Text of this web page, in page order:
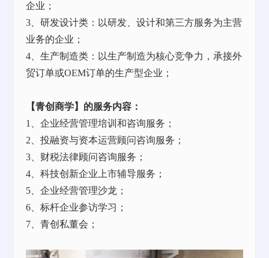
企业；
3、研发设计类：以研发、设计和第三方服务为主营
业务的企业；
4、生产制造类：以生产制造为核心竞争力，承接外
贸订单或OEM订单的生产型企业；
【青创商学】的服务内容：
1、企业经营管理培训和咨询服务；
2、投融资与资本运营顾问咨询服务；
3、财税法律顾问咨询服务；
4、科技创新企业上市辅导服务；
5、企业经营管理沙龙；
6、标杆企业参访学习；
7、青创私董会；